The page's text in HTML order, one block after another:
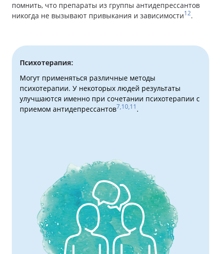
помнить, что препараты из группы антидепрессантов
никогда не вызывают привыкания и зависимости12.
Психотерапия:
Могут применяться различные методы
психотерапии. У некоторых людей результаты
улучшаются именно при сочетании психотерапии с
приемом антидепрессантов7,10,11.